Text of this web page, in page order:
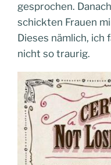
gesprochen.
schickten Frauen
Dieses nämlich, ich
nicht so traurig.